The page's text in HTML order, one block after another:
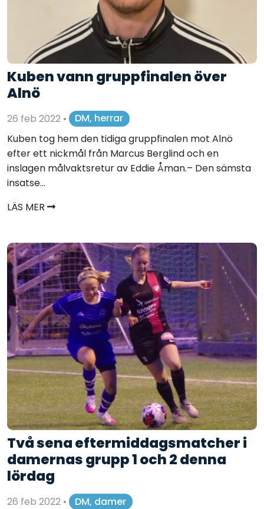
Kuben vann gruppfinalen över
Alnö
26 feb 2022 •
DM, herrar
Kuben tog hem den tidiga gruppfinalen mot Alnö
efter ett nickmål från Marcus Berglind och en
inslagen målvaktsretur av Eddie Åman.– Den sämsta
insatse...
LÄS MER
Två sena eftermiddagsmatcher i
damernas grupp 1 och 2 denna
lördag
26 feb 2022 •
DM, damer